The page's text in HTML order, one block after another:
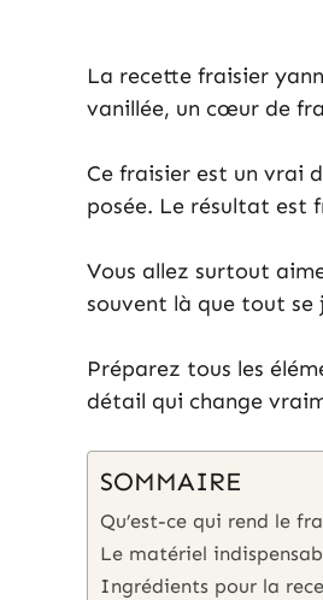
La recette fraisier
vanillée, un cœur de
Ce fraisier est un vrai
posée. Le résultat est
Vous allez surtout
souvent là que tout se
Préparez tous les
détail qui change
SOMMAIRE
Qu’est-ce qui rend le
Le matériel
Ingrédients pour la